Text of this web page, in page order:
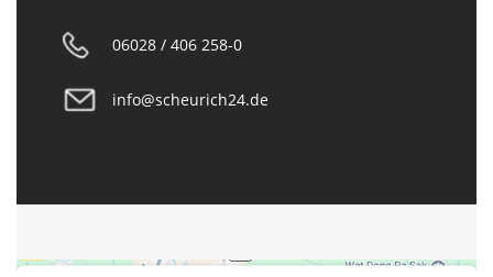
06028 / 406 258-0
info@scheurich24.de